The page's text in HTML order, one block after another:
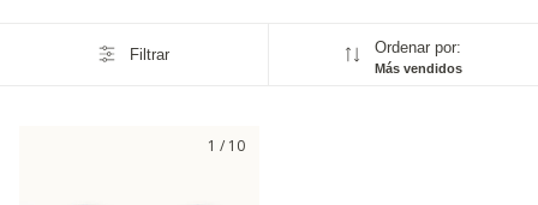
Filtrar Ordenar por:
Más vendidos
1 / 10